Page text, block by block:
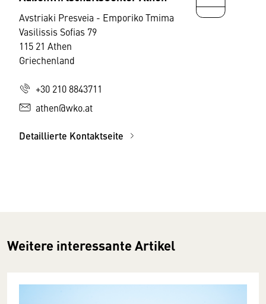
Avstriaki Presveia - Emporiko Tmima
Vasilissis Sofias 79
115 21 Athen
Griechenland
+30 210 8843711
athen@wko.at
Detaillierte Kontaktseite
Weitere interessante Artikel